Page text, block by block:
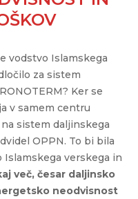
vodstvo Islamskega
za sistem
Ker se
v samem centru
sistem daljinskega
OPPN. To bi bila
Islamskega verskega in
več, česar daljinsko
neodvisnost